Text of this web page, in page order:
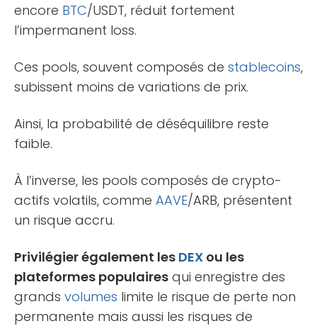
encore BTC/USDT, réduit fortement
l’impermanent loss.
Ces pools, souvent composés de stablecoins,
subissent moins de variations de prix.
Ainsi, la probabilité de déséquilibre reste
faible.
À l’inverse, les pools composés de crypto-
actifs volatils, comme AAVE/ARB, présentent
un risque accru.
Privilégier également les DEX ou les
plateformes populaires qui enregistre des
grands volumes limite le risque de perte non
permanente mais aussi les risques de